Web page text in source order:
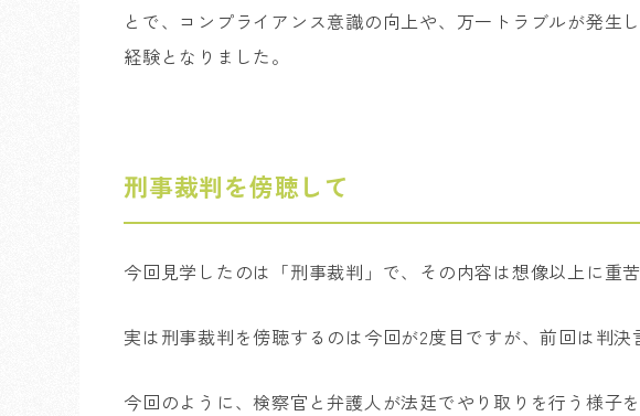
とで、コンプライアンス意識の向上や、万一トラブルが発生
経験となりました。
刑事裁判を傍聴して
今回見学したのは「刑事裁判」で、その内容は想像以上に重苦
実は刑事裁判を傍聴するのは今回が2度目ですが、前回は判決
今回のように、検察官と弁護人が法廷でやり取りを行う様子